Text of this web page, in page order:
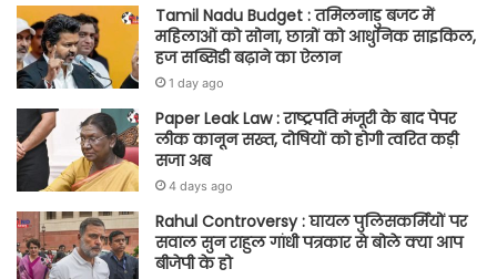
Tamil Nadu Budget : तमिलनाडु बजट में
महिलाओं को सोना, छात्रों को आधुनिक साइकिल,
हज सब्सिडी बढ़ाने का ऐलान
1 day ago
Paper Leak Law : राष्ट्रपति मंजूरी के बाद पेपर
लीक कानून सख्त, दोषियों को होगी त्वरित कड़ी
सजा अब
4 days ago
Rahul Controversy : घायल पुलिसकर्मियों पर
सवाल सुन राहुल गांधी पत्रकार से बोले क्या आप
बीजेपी के हो